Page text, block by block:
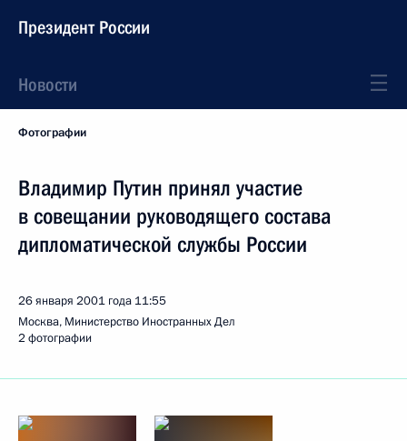
Президент России
Новости
Фотографии
Владимир Путин принял участие
в совещании руководящего состава
дипломатической службы России
26 января 2001 года 11:55
Москва, Министерство Иностранных Дел
2 фотографии